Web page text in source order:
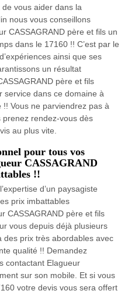
vous aider dans la
nous vous conseillons
CASSAGRAND père et fils un
dans le 17160 !! C’est par le
ainsi que ses
un résultat
père et fils
service dans ce domaine à
Vous ne parviendrez pas à
rendez-vous dès
au plus vite.
pour tous vos
CASSAGRAND
!!
d’un paysagiste
prix imbattables
CASSAGRAND père et fils
vous depuis déjà plusieurs
des prix très abordables avec
qualité !! Demandez
contactant Elagueur
sur son mobile. Et si vous
votre devis vous sera offert